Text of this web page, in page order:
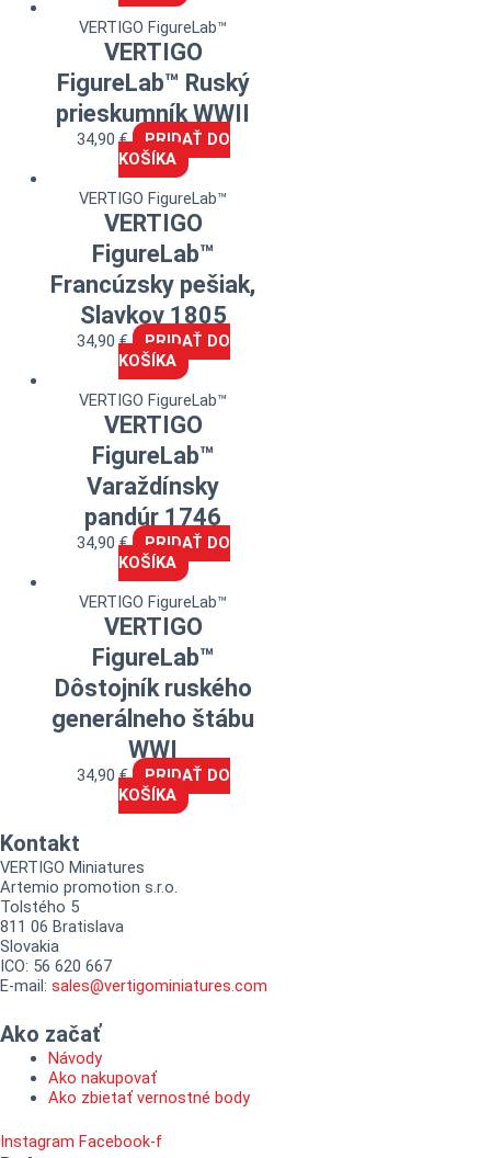
VERTIGO FigureLab™
VERTIGO
FigureLab™ Ruský
prieskumník WWII
34,90€
PRIDAŤ DO
KOŠÍKA
VERTIGO FigureLab™
VERTIGO
FigureLab™
Francúzsky pešiak,
Slavkov 1805
34,90€
PRIDAŤ DO
KOŠÍKA
VERTIGO FigureLab™
VERTIGO
FigureLab™
Varaždínsky
pandúr 1746
34,90€
PRIDAŤ DO
KOŠÍKA
VERTIGO FigureLab™
VERTIGO
FigureLab™
Dôstojník ruského
generálneho štábu
WWI
34,90€
PRIDAŤ DO
KOŠÍKA
Kontakt
VERTIGO Miniatures
Artemio promotion s.r.o.
Tolstého 5
811 06 Bratislava
Slovakia
ICO: 56 620 667
E-mail: sales@vertigominiatures.com
Ako začať
Návody
Ako nakupovať
Ako zbietať vernostné body
Instagram Facebook-f